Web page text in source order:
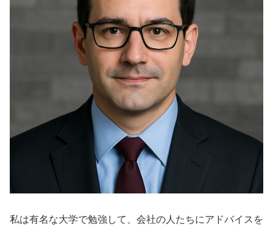
私は有名な大学で勉強して、会社の人たちにアドバイスを